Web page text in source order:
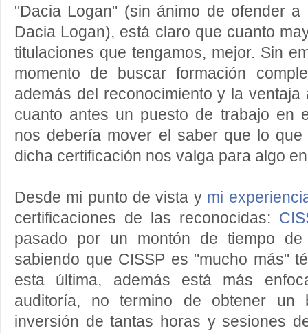
"Dacia Logan" (sin ánimo de ofender
Dacia Logan), está claro que cuanto
titulaciones que tengamos, mejor. Sin
momento de buscar formación
además del reconocimiento y la
cuanto antes un puesto de trabajo en
nos debería mover el saber que lo
dicha certificación nos valga para algo
Desde mi punto de vista y mi
certificaciones de las reconocidas:
pasado por un montón de tiempo
sabiendo que CISSP es "mucho más"
esta última, además está más
auditoría, no termino de obtener un
inversión de tantas horas y sesiones